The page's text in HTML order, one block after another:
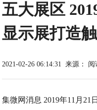
五大展区
显示展打造
2021-02-26 06:14:31 来源： 阅
集微网消息 2019年11月21